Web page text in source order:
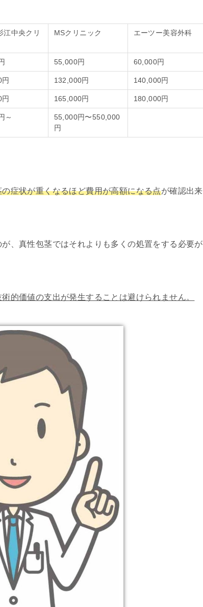
江中央クリ
MSクリニック エーツー美容外科
55,000円 60,000円
132,000円 140,000円
165,000円 180,000円
～
55,000円〜550,000
円
の症状が重くなるほど費用が高額になる点が確認出来
、真性包茎ではそれよりも多くの処置をする必要が
的価値の支出が発生することは避けられません。